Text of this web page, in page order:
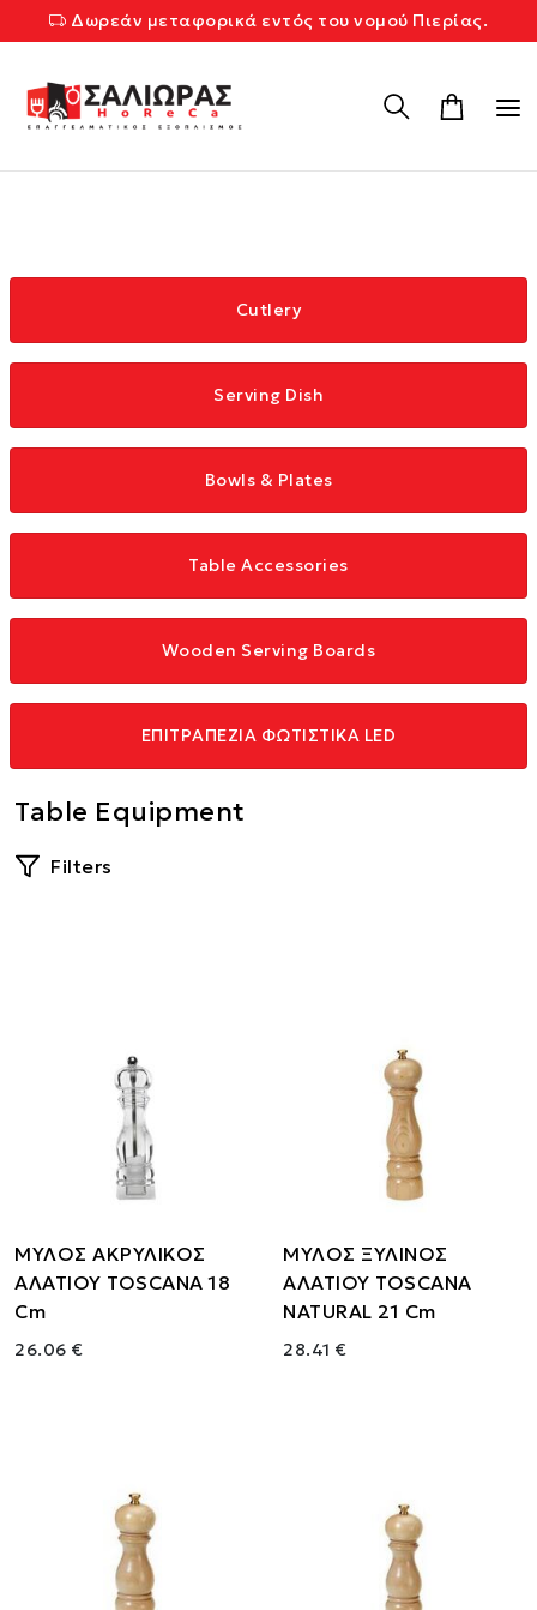
Δωρεάν μεταφορικά εντός του νομού Πιερίας.
Cutlery
Serving Dish
Bowls & Plates
Table Accessories
Wooden Serving Boards
ΕΠΙΤΡΑΠΕΖΙΑ ΦΩΤΙΣΤΙΚΑ LED
Table Equipment
Filters
ΜΥΛΟΣ ΑΚΡΥΛΙΚΟΣ
ΑΛΑΤΙΟΥ TOSCANA 18
Cm
26.06 €
ΜΥΛΟΣ ΞΥΛΙΝΟΣ
ΑΛΑΤΙΟΥ TOSCANA
NATURAL 21 Cm
28.41 €